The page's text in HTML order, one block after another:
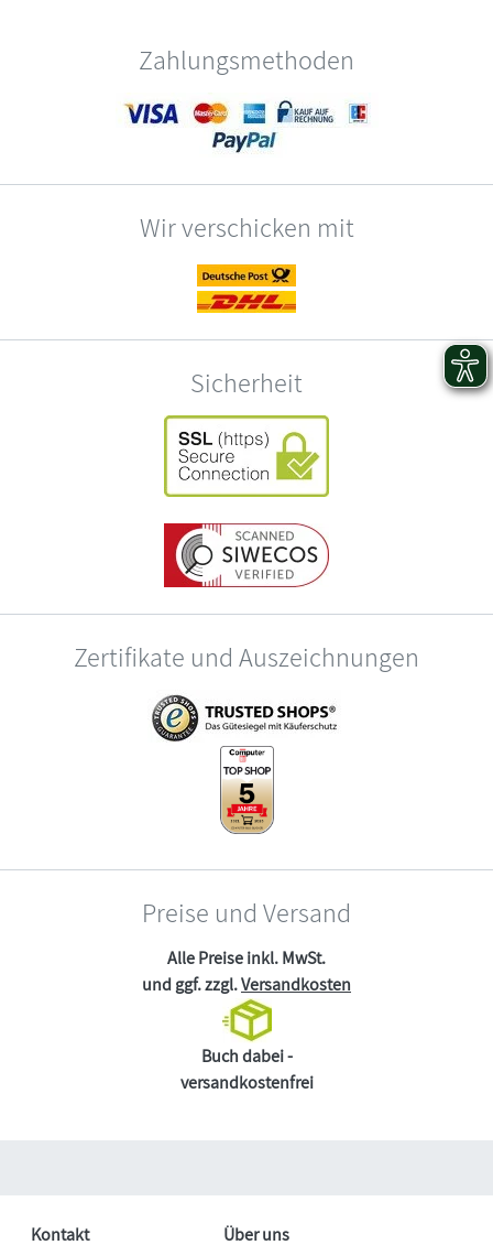
Zahlungsmethoden
Wir verschicken mit
Sicherheit
Zertifikate und Auszeichnungen
Preise und Versand
Alle Preise inkl. MwSt.
und ggf. zzgl.Versandkosten
Buch dabei -
versandkostenfrei
Kontakt Über uns